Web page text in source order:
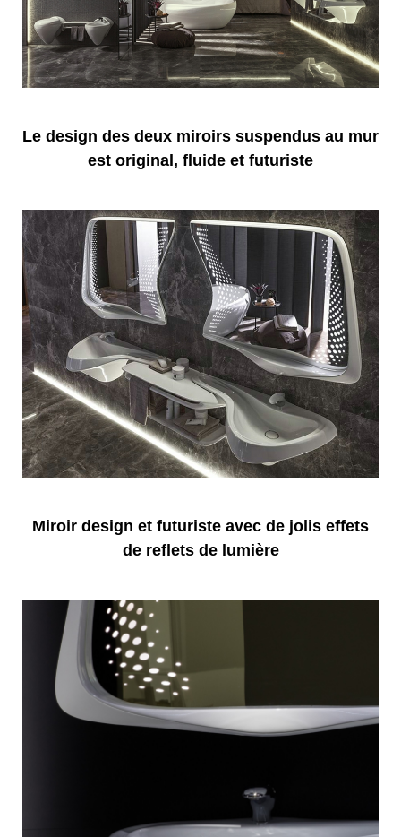
Le design des deux miroirs suspendus au mur
est original, fluide et futuriste
Miroir design et futuriste avec de jolis effets
de reflets de lumière